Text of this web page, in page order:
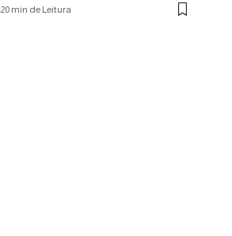
20 min de Leitura